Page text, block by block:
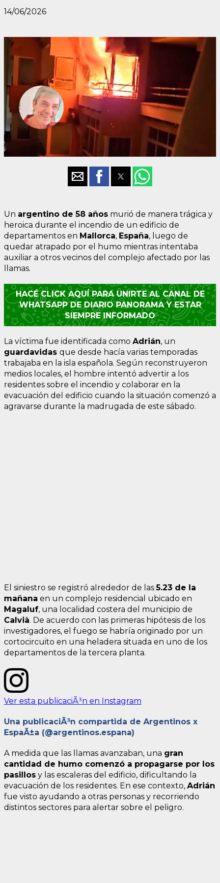
14/06/2026
Un argentino de 58 años murió de manera trágica y
heroica durante el incendio de un edificio de
departamentos en Mallorca, España, luego de
quedar atrapado por el humo mientras intentaba
auxiliar a otros vecinos del complejo afectado por las
llamas.
HACÉ CLICK AQUÍ PARA UNIRTE AL CANAL DE
WHATSAPP DE DIARIO PANORAMA Y ESTAR
SIEMPRE INFORMADO
La víctima fue identificada como Adrián, un
guardavidas que desde hacía varias temporadas
trabajaba en la isla española. Según reconstruyeron
medios locales, el hombre intentó advertir a los
residentes sobre el incendio y colaborar en la
evacuación del edificio cuando la situación comenzó a
agravarse durante la madrugada de este sábado.
El siniestro se registró alrededor de las5.23 de la
mañana en un complejo residencial ubicado en
Magaluf, una localidad costera del municipio de
Calvià. De acuerdo con las primeras hipótesis de los
investigadores, el fuego se habría originado por un
cortocircuito en una heladera situada en uno de los
departamentos de la tercera planta.
Ver esta publicaciÃ³n en Instagram
Una publicaciÃ³n compartida de Argentinos x
EspaÃ±a (@argentinos.espana)
A medida que las llamas avanzaban, una gran
cantidad de humo comenzó a propagarse por los
pasillos y las escaleras del edificio, dificultando la
evacuación de los residentes. En ese contexto, Adrián
fue visto ayudando a otras personas y recorriendo
distintos sectores para alertar sobre el peligro.